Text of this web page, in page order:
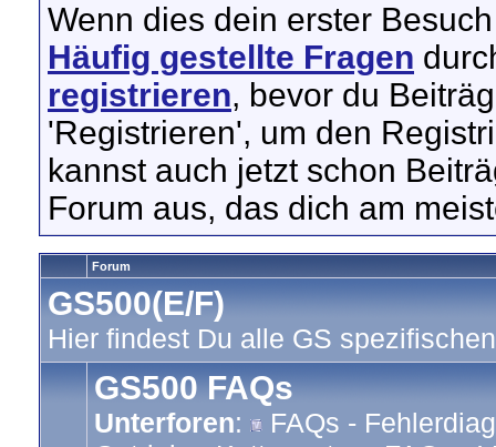
Wenn dies dein erster
Häufig gestellte Fragen
registrieren, bevor du
'Registrieren', um den
kannst auch jetzt schon
Forum aus, das dich am
Forum
GS500(E/F)
Hier findest Du alle GS
GS500 FAQs
Unterforen:
FAQs -